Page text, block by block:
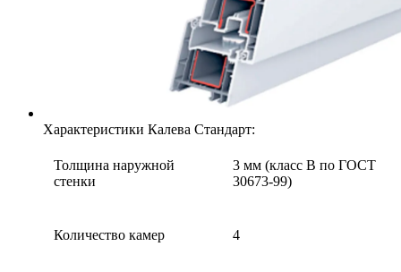
Характеристики Калева Стандарт:
Толщина наружной
стенки
3 мм (класс В по ГОСТ
30673-99)
Количество камер 4